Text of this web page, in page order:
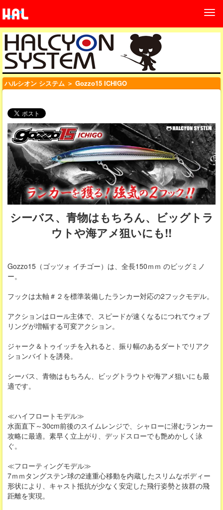
ハルシオン システム ＞ Gozzo15 ICHIGO
シーバス、青物はもちろん、ビッグトラ
ウトや海アメ狙いにも!!
Gozzo15（ゴッツォ イチゴー）は、全長150ｍｍ のビッグミノ
ー。
フックは太軸＃２を標準装備したランカー対応の2フックモデル。
アクションはロール主体で、スピードが速くなるにつれてウォブ
リングが増幅する可変アクション。
ジャーク＆トゥイッチを入れると、振り幅のあるダートでリアク
ションバイトを誘発。
シーバス、青物はもちろん、ビッグトラウトや海アメ狙いにも最
適です。
≪ハイフロートモデル≫
水面直下～30cm前後のスイムレンジで、シャローに潜むランカー
攻略に最適。素早く立上がり、デッドスローでも艶めかしく泳
ぐ。
≪フローティングモデル≫
7ｍｍタングステン球の2連重心移動を内蔵したスリムなボディー
形状により、キャスト抵抗が少なく安定した飛行姿勢と抜群の飛
距離を実現。